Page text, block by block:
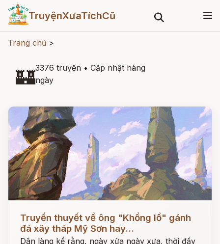
TruyệnXưaTíchCũ
Trang chủ >
🏰3376 truyện • Cập nhật hàng
ngày
Đọc ngay
Truyền thuyết về ông "Khổng lồ" gánh
đá xây tháp Mỹ Sơn hay...
Dân làng kể rằng, ngày xửa ngày xưa, thời đấy